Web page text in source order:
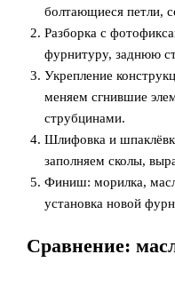
болтающиеся петли,
Разборка с
фурнитуру, заднюю
Укрепление
меняем сгнившие
струбцинами.
Шлифовка и
заполняем сколы,
Финиш: морилка,
установка новой
Сравнение: